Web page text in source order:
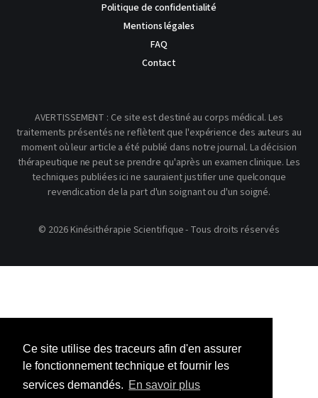
Ce site utilise des traceurs afin d'en assurer
le fonctionnement technique et fournir les
services demandés. En savoir plus
Politique de confidentialité
Mentions légales
FAQ
Contact
AVERTISSEMENT : Ce site est destiné au corps médical. Les
traitements présentés ne reflètent que l'expérience des auteurs au
moment où leur article a été publié dans notre journal. La décision
thérapeutique ne peut se prendre qu'après un examen clinique. Les
techniques publiées ici ne sauraient justifier une quelconque
revendication de la part d'un soignant ou d'un soigné.
© 2026 Kinésithérapie Scientifique - Tous droits réservés